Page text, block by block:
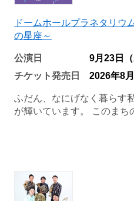
ドームホールプラネタリ
の星座～
公演日
9月23日（
チケット発売日
2026年8
ふだん、なにげなく暮らす
が輝いています。 このまち